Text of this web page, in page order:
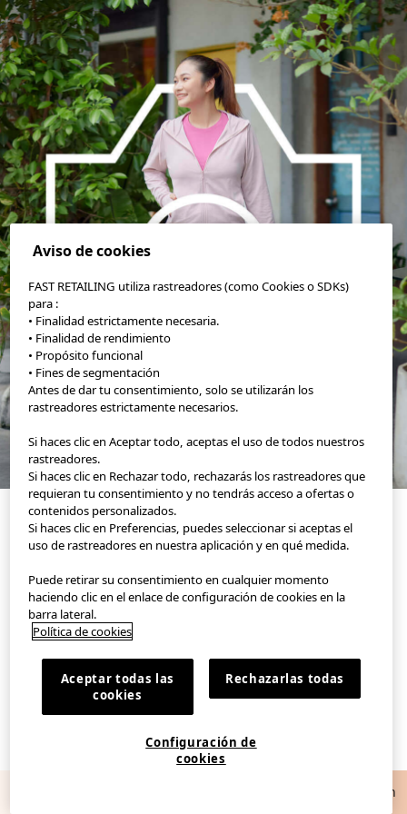
App de moda oficial de UNIQLO
Descubre nuevas formas de vestir.
Descarga la aplicación
Aviso de cookies
FAST RETAILING utiliza rastreadores (como Cookies o SDKs)
para :
• Finalidad estrictamente necesaria.
• Finalidad de rendimiento
• Propósito funcional
• Fines de segmentación
Antes de dar tu consentimiento, solo se utilizarán los
rastreadores estrictamente necesarios.
Si haces clic en Aceptar todo, aceptas el uso de todos nuestros
rastreadores.
Si haces clic en Rechazar todo, rechazarás los rastreadores que
requieran tu consentimiento y no tendrás acceso a ofertas o
contenidos personalizados.
Si haces clic en Preferencias, puedes seleccionar si aceptas el
uso de rastreadores en nuestra aplicación y en qué medida.
Puede retirar su consentimiento en cualquier momento
haciendo clic en el enlace de configuración de cookies en la
barra lateral.
Política de cookies
Aceptar todas las
cookies
Rechazarlas todas
Configuración de
cookies